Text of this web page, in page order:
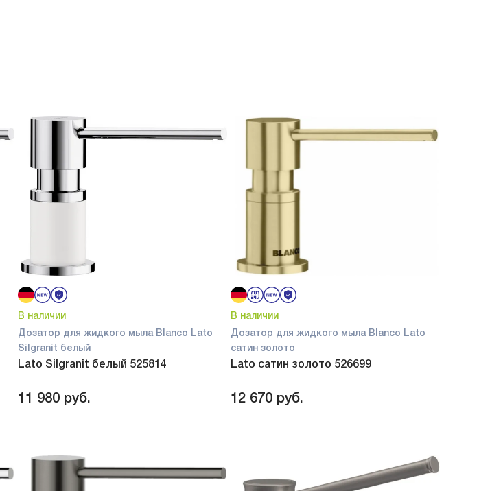
В наличии
Дозатор для жидкого мыла Blanco Lato
Silgranit белый
Lato Silgranit белый 525814
11 980 руб.
В наличии
Дозатор для жидкого мыла Blanco Lato
сатин золото
Lato сатин золото 526699
12 670 руб.